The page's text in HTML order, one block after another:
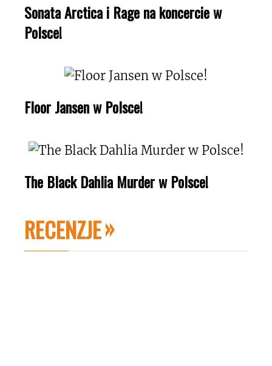
Sonata Arctica i Rage na koncercie w
Polsce!
Floor Jansen w Polsce!
The Black Dahlia Murder w Polsce!
RECENZJE